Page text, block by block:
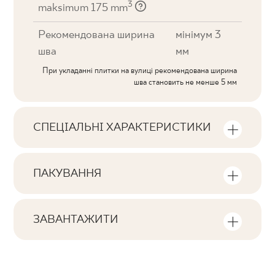
maksimum 175 mm3
Рекомендована ширина
шва
мінімум 3
мм
При укладанні плитки на вулиці рекомендована ширина
шва становить не менше 5 мм
СПЕЦІАЛЬНІ ХАРАКТЕРИСТИКИ
ПАКУВАННЯ
ЗАВАНТАЖИТИ